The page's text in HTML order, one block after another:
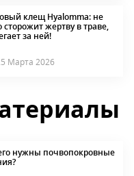
клещ Hyalomma: не
сторожит жертву в траве,
за ней!
Марта 2026
нужны почвопокровные